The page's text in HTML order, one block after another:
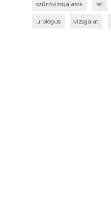
szűrővizsgálatok tél
urológus vizsgálat